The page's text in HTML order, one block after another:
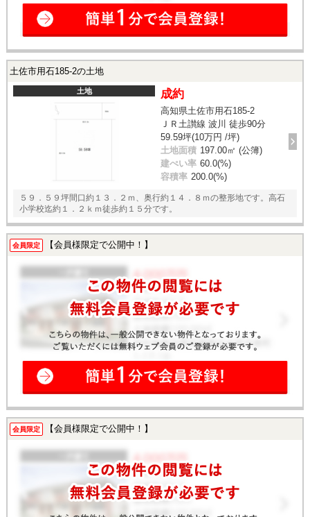
土佐市用石185-2の土地
土地 成約
高知県土佐市用石185-2
ＪＲ土讃線 波川 徒歩90分
59.59坪(10万円 /坪)
土地面積 197.00㎡ (公簿)
建ぺい率 60.0(%)
容積率 200.0(%)
５９．５９坪間口約１３．２ｍ、奥行約１４．８ｍの整形地です。高石
小学校迄約１．２ｋｍ徒歩約１５分です。
会員限定 【会員様限定で公開中！】
会員限定 【会員様限定で公開中！】